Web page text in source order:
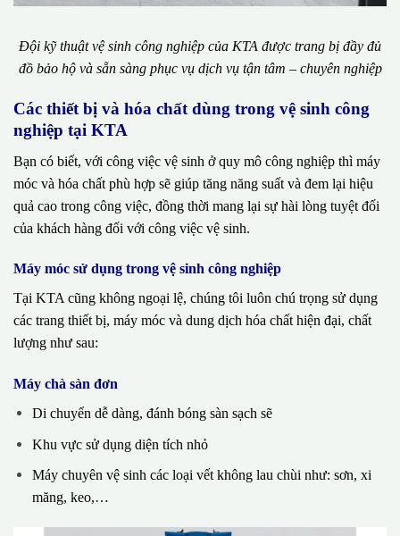
Đội kỹ thuật vệ sinh công nghiệp của KTA được trang bị đầy đủ
đồ bảo hộ và sẵn sàng phục vụ dịch vụ tận tâm – chuyên nghiệp
Các thiết bị và hóa chất dùng trong vệ sinh công
nghiệp tại KTA
Bạn có biết, với công việc vệ sinh ở quy mô công nghiệp thì máy
móc và hóa chất phù hợp sẽ giúp tăng năng suất và đem lại hiệu
quả cao trong công việc, đồng thời mang lại sự hài lòng tuyệt đối
của khách hàng đối với công việc vệ sinh.
Máy móc sử dụng trong vệ sinh công nghiệp
Tại KTA cũng không ngoại lệ, chúng tôi luôn chú trọng sử dụng
các trang thiết bị, máy móc và dung dịch hóa chất hiện đại, chất
lượng như sau:
Máy chà sàn đơn
Di chuyển dễ dàng, đánh bóng sàn sạch sẽ
Khu vực sử dụng diện tích nhỏ
Máy chuyên vệ sinh các loại vết không lau chùi như: sơn, xi
măng, keo,…